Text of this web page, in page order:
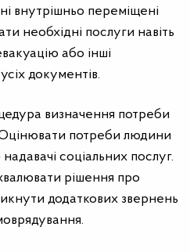
внутрішньо переміщені
необхідні послуги навіть
або інші
документів.
визначення потреби
Оцінювати потреби людини
соціальних послуг.
рішення про
додаткових звернень